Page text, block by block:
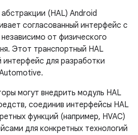
(HAL) Android
согласованный интерфейс с
от физического
Этот транспортный HAL
для разработки
могут внедрить модуль HAL
соединив интерфейсы HAL
функций (например, HVAC)
для конкретных технологий